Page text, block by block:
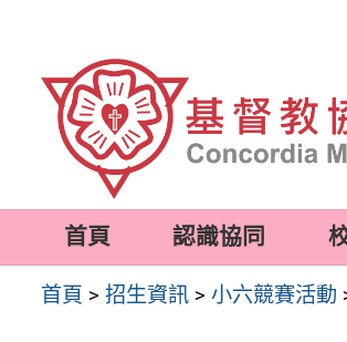
容
首頁 認識協同
首頁 >招生資訊 >小六競賽活動